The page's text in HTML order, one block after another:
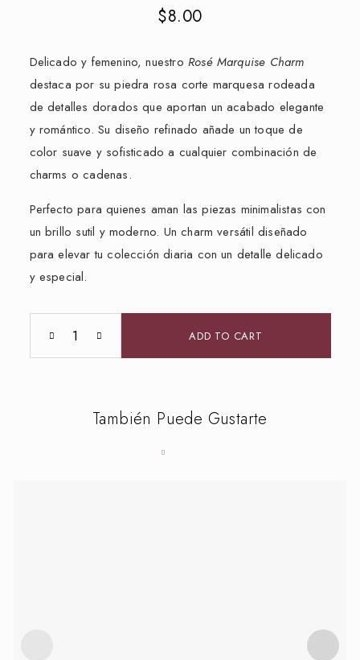
$8.00
Delicado y femenino, nuestro Rosé Marquise Charm
destaca por su piedra rosa corte marquesa rodeada
de detalles dorados que aportan un acabado elegante
y romántico. Su diseño refinado añade un toque de
color suave y sofisticado a cualquier combinación de
charms o cadenas.
Perfecto para quienes aman las piezas minimalistas con
un brillo sutil y moderno. Un charm versátil diseñado
para elevar tu colección diaria con un detalle delicado
y especial.
ADD TO CART
También Puede Gustarte